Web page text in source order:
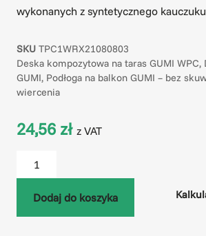
SKU TPC1WRX21080803
Kategorie
Deska kompozytowa na taras GUMI WPC,
GUMI, Podłoga na balkon GUMI – bez
wiercenia
wykonanych z syntetycznego
24,56 zł z VAT
Dodaj do koszyka